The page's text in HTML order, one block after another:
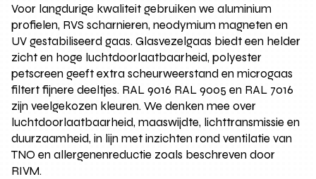
Voor langdurige kwaliteit gebruiken we aluminium
profielen, RVS scharnieren, neodymium magneten en
UV gestabiliseerd gaas. Glasvezelgaas biedt een helder
zicht en hoge luchtdoorlaatbaarheid, polyester
petscreen geeft extra scheurweerstand en microgaas
filtert fijnere deeltjes. RAL 9016 RAL 9005 en RAL 7016
zijn veelgekozen kleuren. We denken mee over
luchtdoorlaatbaarheid, maaswijdte, lichttransmissie en
duurzaamheid, in lijn met inzichten rond ventilatie van
TNO en allergenenreductie zoals beschreven door
RIVM.